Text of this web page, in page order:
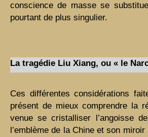
conscience de masse se
pourtant de plus singulier.
La tragédie Liu Xiang, ou « le
Ces différentes considérations
présent de mieux comprendre la
venue se cristalliser l’angoisse
l’emblème de la Chine et son